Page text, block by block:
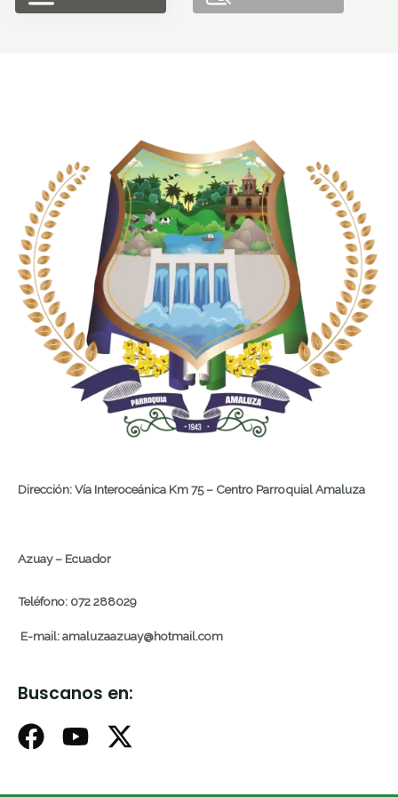
Dirección: Vía Interoceánica Km 75 – Centro Parroquial Amaluza
Azuay – Ecuador
Teléfono: 072 288029
E-mail: amaluzaazuay@hotmail.com
Buscanos en: